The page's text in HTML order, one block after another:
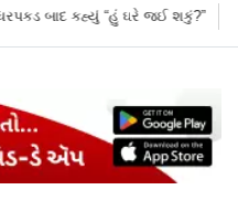
‘હું બાબા બાગેશ્વર નથી...’: IIT દિલ્હીમાં